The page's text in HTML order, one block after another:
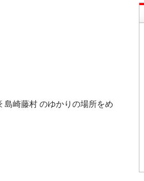
島崎藤村 のゆかりの場所をめ